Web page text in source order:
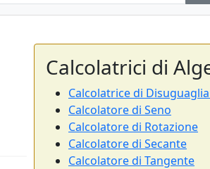
Calcolatrici di
Calcolatrice di
Calcolatore di Seno
Calcolatore di Rotazione
Calcolatore di Secante
Calcolatore di Tangente